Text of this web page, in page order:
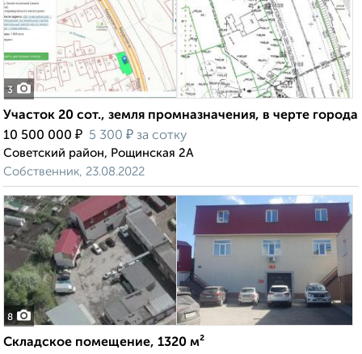
3
Участок 20 сот., земля промназначения, в черте города
10 500 000 ₽ 5 300 ₽ за сотку
Советский район, Рощинская 2А
Собственник, 23.08.2022
8
Складское помещение, 1320 м²